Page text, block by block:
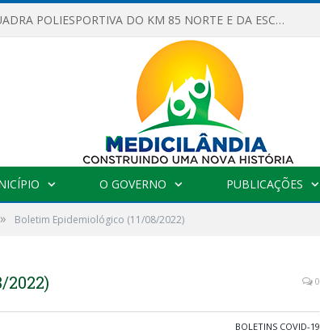
OBRAS DA QUADRA POLIESPORTIVA DO KM 85 NORTE E DA ESCOLA GASPAR VIANA AVANÇAM
O GOVERNO PUBLICAÇÕES
» Boletim Epidemiológico (11/08/2022)
0
BOLETINS COVID-19